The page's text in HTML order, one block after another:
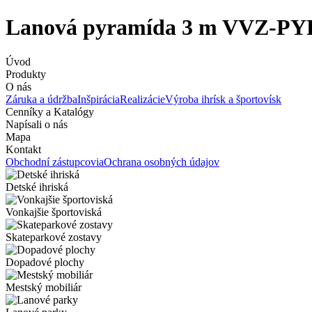
Lanová pyramída 3 m VVZ-
Úvod
Produkty
O nás
Záruka a údržbaInšpiráciaRealizácieVýroba ihrísk a športovísk
Cenníky a Katalógy
Napísali o nás
Mapa
Kontakt
Obchodní zástupcoviaOchrana osobných údajov
Detské ihriská
Vonkajšie športoviská
Skateparkové zostavy
Dopadové plochy
Mestský mobiliár